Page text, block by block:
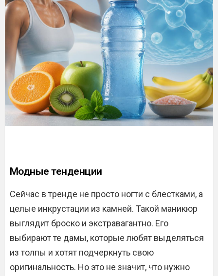
Модные тенденции
Сейчас в тренде не просто ногти с блестками, а
целые инкрустации из камней. Такой маникюр
выглядит броско и экстравагантно. Его
выбирают те дамы, которые любят выделяться
из толпы и хотят подчеркнуть свою
оригинальность. Но это не значит, что нужно